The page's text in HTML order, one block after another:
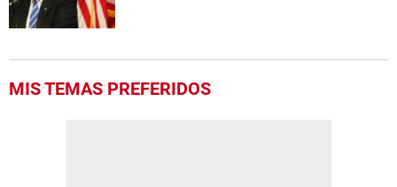
MIS TEMAS PREFERIDOS